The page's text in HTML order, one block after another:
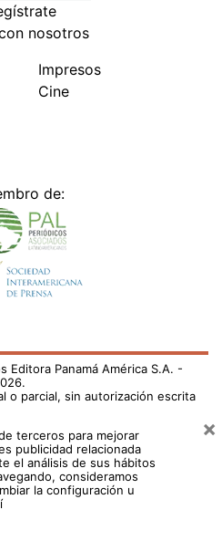
nosotros
Impresos
Cine
de:
Editora Panamá América S.A. -
o parcial, sin autorización escrita
terceros para mejorar
publicidad relacionada
el análisis de sus hábitos
consideramos
la configuración u
×